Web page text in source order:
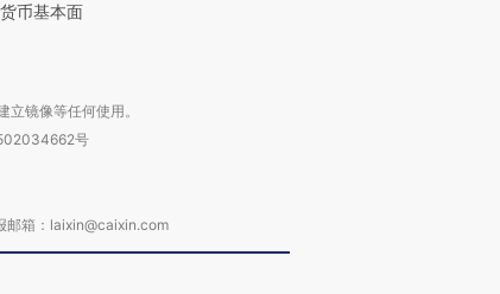
币基本面
镜像等任何使用。
号
箱：laixin@caixin.com